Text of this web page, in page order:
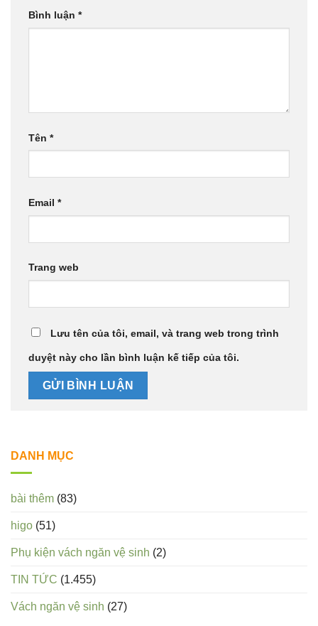
Bình luận *
Tên *
Email *
Trang web
Lưu tên của tôi, email, và trang web trong trình
duyệt này cho lần bình luận kế tiếp của tôi.
DANH MỤC
bài thêm (83)
higo (51)
Phụ kiện vách ngăn vệ sinh (2)
TIN TỨC (1.455)
Vách ngăn vệ sinh (27)